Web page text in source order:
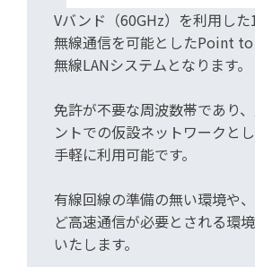
Vバンド（60GHz）を利用し
無線通信を可能としたPoint
無線LANシステムとなります。
免許が不要な周波数帯であり
ントでの仮設ネットワークと
手軽に利用可能です。
有線回線の準備の無い環境や
ど高速通信が必要とされる環
いたします。